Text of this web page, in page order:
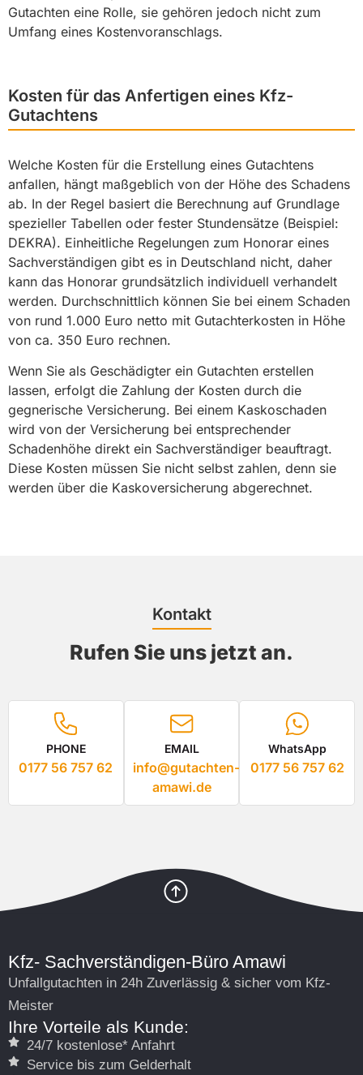
Gutachten eine Rolle, sie gehören jedoch nicht zum
Umfang eines Kostenvoranschlags.
Kosten für das Anfertigen eines Kfz-
Gutachtens
Welche Kosten für die Erstellung eines Gutachtens
anfallen, hängt maßgeblich von der Höhe des Schadens
ab. In der Regel basiert die Berechnung auf Grundlage
spezieller Tabellen oder fester Stundensätze (Beispiel:
DEKRA). Einheitliche Regelungen zum Honorar eines
Sachverständigen gibt es in Deutschland nicht, daher
kann das Honorar grundsätzlich individuell verhandelt
werden. Durchschnittlich können Sie bei einem Schaden
von rund 1.000 Euro netto mit Gutachterkosten in Höhe
von ca. 350 Euro rechnen.
Wenn Sie als Geschädigter ein Gutachten erstellen
lassen, erfolgt die Zahlung der Kosten durch die
gegnerische Versicherung. Bei einem Kaskoschaden
wird von der Versicherung bei entsprechender
Schadenhöhe direkt ein Sachverständiger beauftragt.
Diese Kosten müssen Sie nicht selbst zahlen, denn sie
werden über die Kaskoversicherung abgerechnet.
Kontakt
Rufen Sie uns jetzt an.
PHONE
0177 56 757 62
EMAIL
info@gutachten-
amawi.de
WhatsApp
0177 56 757 62
Kfz- Sachverständigen-Büro Amawi
Unfallgutachten in 24h Zuverlässig & sicher vom Kfz-
Meister
Ihre Vorteile als Kunde:
24/7 kostenlose* Anfahrt
Service bis zum Gelderhalt